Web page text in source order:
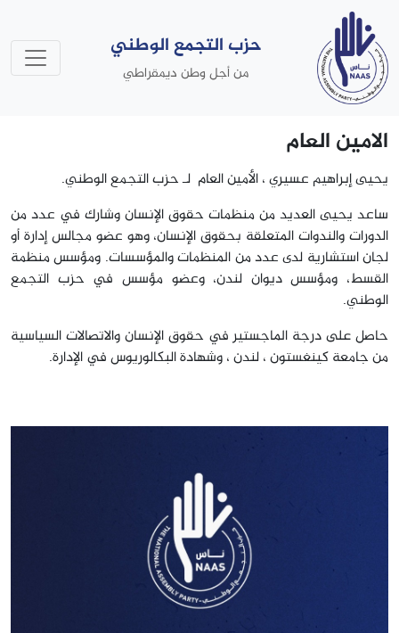
حزب التجمع الوطني
من أجل وطن ديمقراطي
الامين العام
يحيى إبراهيم عسيري ، الأمين العام لـ حزب التجمع الوطني.
ساعد يحيى العديد من منظمات حقوق الإنسان وشارك في عدد من
الدورات والندوات المتعلقة بحقوق الإنسان، وهو عضو مجالس إدارة أو
لجان استشارية لدى عدد من المنظمات والمؤسسات. ومؤسس منظمة
القسط، ومؤسس ديوان لندن، وعضو مؤسس في حزب التجمع
الوطني.
حاصل على درجة الماجستير في حقوق الإنسان والاتصالات السياسية
من جامعة كينغستون ، لندن ، وشهادة البكالوريوس في الإدارة.